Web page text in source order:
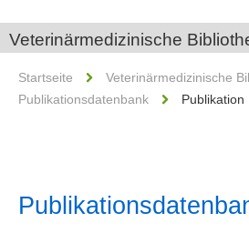
Veterinärmedizinische
Startseite
Veterinärmedizinische
Publikationsdatenbank
Publikation